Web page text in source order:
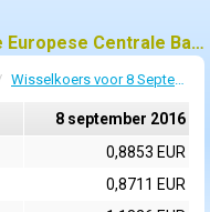
Referentiewisselkoersen van de Europese Centrale Bank (ECB) voor 8 september 2016
Wisselkoers voor 8 September 2016
8 september 2016
0,8853 EUR
0,8711 EUR